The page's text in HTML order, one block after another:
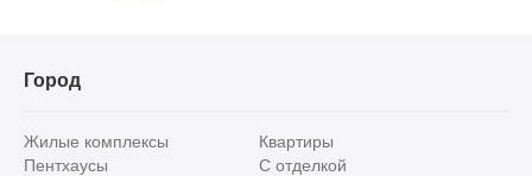
Город
Жилые комплексы
Квартиры
Пентхаусы
С отделкой